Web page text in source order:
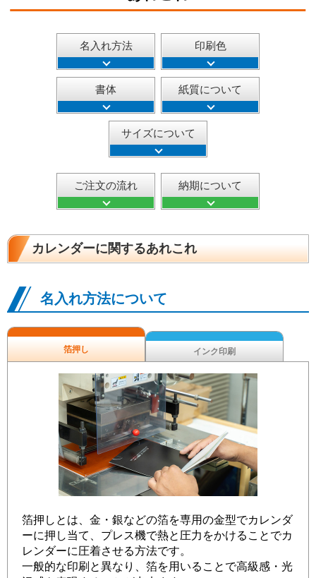
名入れ方法 印刷色
書体 紙質について
サイズについて
ご注文の流れ 納期について
カレンダーに関するあれこれ
名入れ方法について
箔押し インク印刷
箔押しとは、金・銀などの箔を専用の金型でカレンダ
ーに押し当て、プレス機で熱と圧力をかけることでカ
レンダーに圧着させる方法です。
一般的な印刷と異なり、箔を用いることで高級感・光